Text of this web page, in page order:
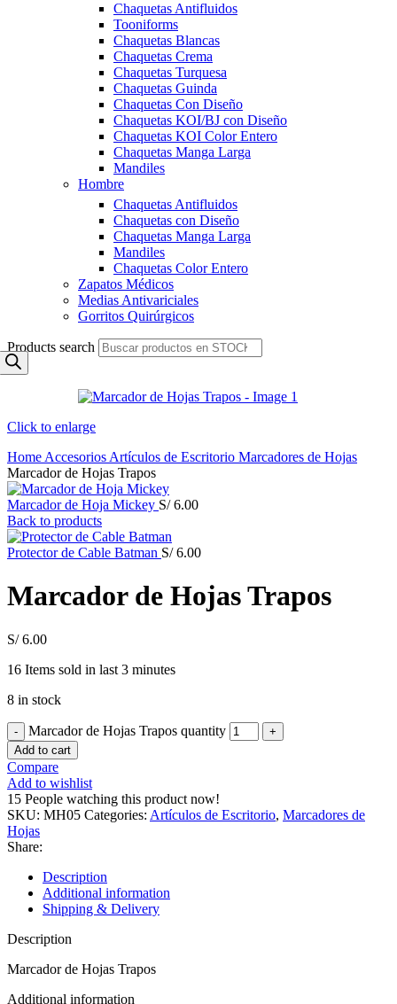
Chaquetas Antifluidos
Tooniforms
Chaquetas Blancas
Chaquetas Crema
Chaquetas Turquesa
Chaquetas Guinda
Chaquetas Con Diseño
Chaquetas KOI/BJ con Diseño
Chaquetas KOI Color Entero
Chaquetas Manga Larga
Mandiles
Hombre
Chaquetas Antifluidos
Chaquetas con Diseño
Chaquetas Manga Larga
Mandiles
Chaquetas Color Entero
Zapatos Médicos
Medias Antivariciales
Gorritos Quirúrgicos
Products search
Click to enlarge
Home Accesorios Artículos de Escritorio Marcadores de Hojas
Marcador de Hojas Trapos
Marcador de Hoja Mickey S/6.00
Back to products
Protector de Cable Batman S/6.00
Marcador de Hojas Trapos
S/6.00
16 Items sold in last 3 minutes
8 in stock
Marcador de Hojas Trapos quantity
Add to cart
Compare
Add to wishlist
15 People watching this product now!
SKU: MH05 Categories: Artículos de Escritorio, Marcadores de
Hojas
Share:
Description
Additional information
Shipping & Delivery
Description
Marcador de Hojas Trapos
Additional information